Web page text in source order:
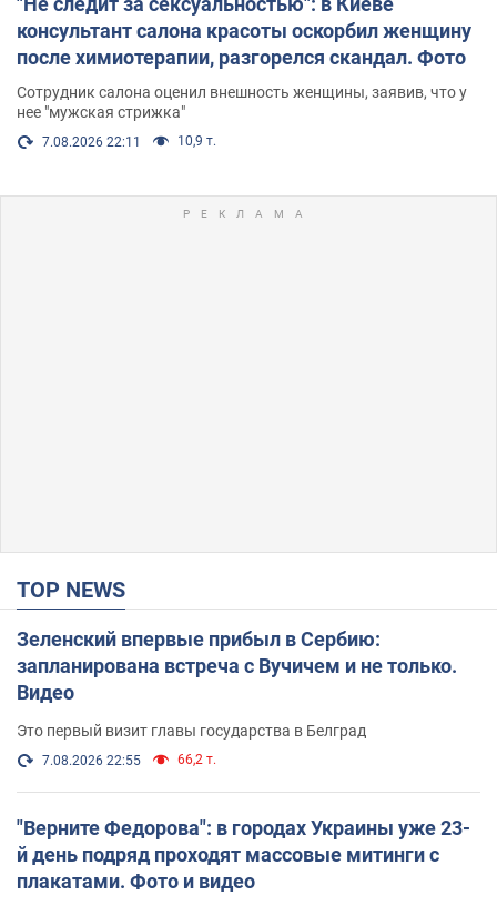
консультант салона красоты оскорбил женщину
после химиотерапии, разгорелся скандал. Фото
Сотрудник салона оценил внешность женщины, заявив, что у
нее "мужская стрижка"
7.08.2026 22:11 10,9 т.
TOP NEWS
Зеленский впервые прибыл в Сербию:
запланирована встреча с Вучичем и не только.
Видео
Это первый визит главы государства в Белград
7.08.2026 22:55 66,2 т.
"Верните Федорова": в городах Украины уже 23-
й день подряд проходят массовые митинги с
плакатами. Фото и видео